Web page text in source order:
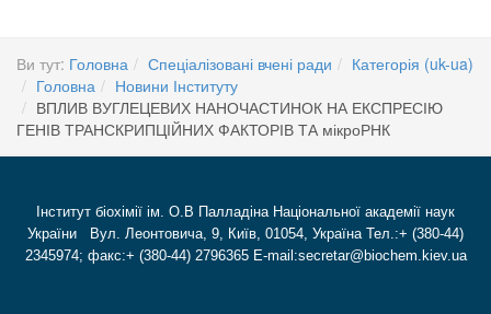
Ви тут: Головна Спеціалізовані вчені ради
Категорія (uk-ua)
Головна
Новини Інституту
ВПЛИВ ВУГЛЕЦЕВИХ НАНОЧАСТИНОК НА ЕКСПРЕСІЮ
ГЕНІВ ТРАНСКРИПЦІЙНИХ ФАКТОРІВ ТА мікроРНК
Інститут біохімії ім. О.В Палладіна Національної академії наук
України Вул. Леонтовича, 9, Київ, 01054, Україна Тел.:+ (380-44)
2345974; факс:+ (380-44) 2796365 E-mail:secretar@biochem.kiev.ua